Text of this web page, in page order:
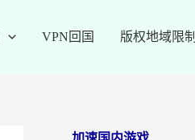
VPN回国 版权地域限制